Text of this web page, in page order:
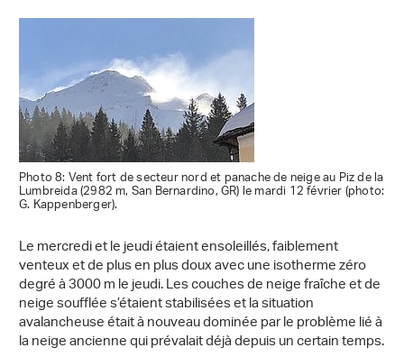
Photo 8: Vent fort de secteur nord et panache de neige au Piz de la
Lumbreida (2982 m, San Bernardino, GR) le mardi 12 février (photo:
G. Kappenberger).
Le mercredi et le jeudi étaient ensoleillés, faiblement
venteux et de plus en plus doux avec une isotherme zéro
degré à 3000 m le jeudi. Les couches de neige fraîche et de
neige soufflée s’étaient stabilisées et la situation
avalancheuse était à nouveau dominée par le problème lié à
la neige ancienne qui prévalait déjà depuis un certain temps.